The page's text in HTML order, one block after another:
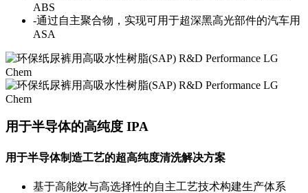
ABS
-通过自主聚合物，实现可用于超深黑高光部件的汽车用
ASA
用于半导体的高纯度 IPA
用于半导体制造工艺的超高纯度清洗解决方案
基于高能效与高选择性的自主工艺技术构建生产体系